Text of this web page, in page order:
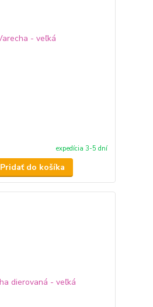
expedícia 3-5 dní
Pridať do košíka